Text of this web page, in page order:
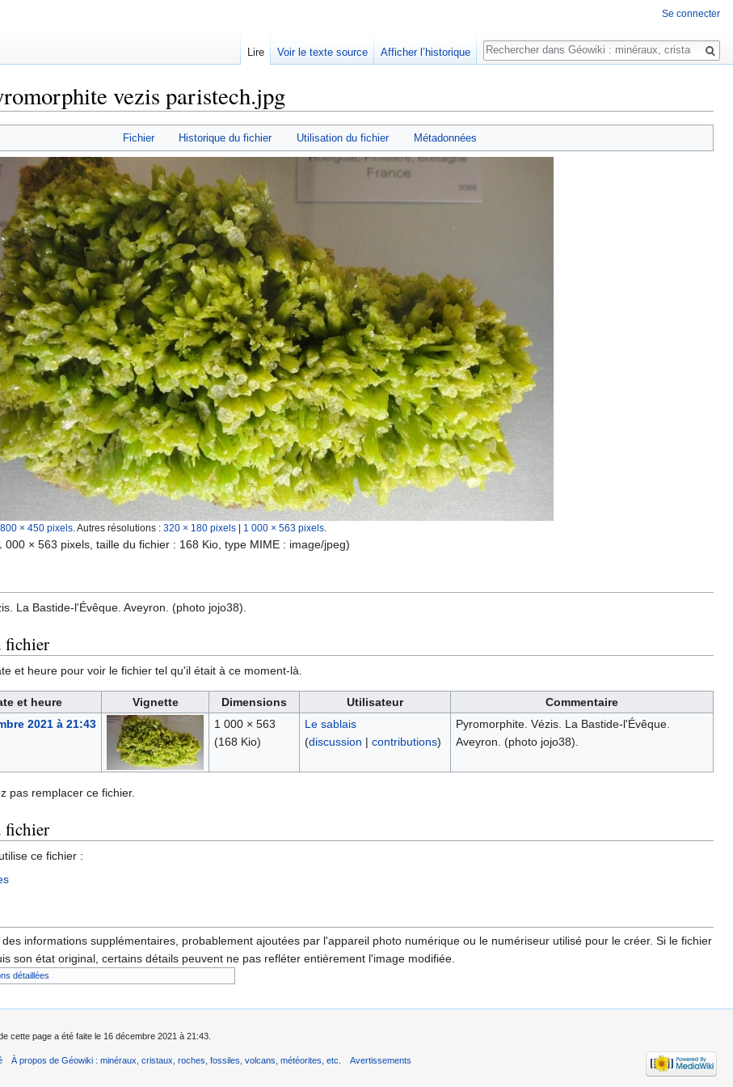
vezis paristech.jpg
Fichier Historique du fichier Utilisation du fichier Métadonnées
800 × 450 pixels Autres résolutions : 320 × 180 pixels 1 000 × 563 pixels
000 × 563 pixels, taille du fichier : 168 Kio, type MIME : image/jpeg)
La Bastide-l'Évêque. Aveyron. (photo jojo38).
fichier
et heure pour voir le fichier tel qu'il était à ce moment-là.
et heure Vignette Dimensions Utilisateur
Commentaire
2021 à 21:43
1 000 × 563
(168 Kio)
Le sablais
(discussion | contributions)
Pyromorphite. Vézis. La Bastide-l'Évêque.
Aveyron. (photo jojo38).
pas remplacer ce fichier.
fichier
ce fichier :
informations supplémentaires, probablement ajoutées par l'appareil photo numérique ou le numériseur utilisé pour le créer. Si le fichier
son état original, certains détails peuvent ne pas refléter entièrement l'image modifiée.
détaillées
Se connecter
Lire Voir le texte source Afficher l’historique
Rechercher
cette page a été faite le 16 décembre 2021 à 21:43.
À propos de Géowiki : minéraux, cristaux, roches, fossiles, volcans, météorites, etc. Avertissements